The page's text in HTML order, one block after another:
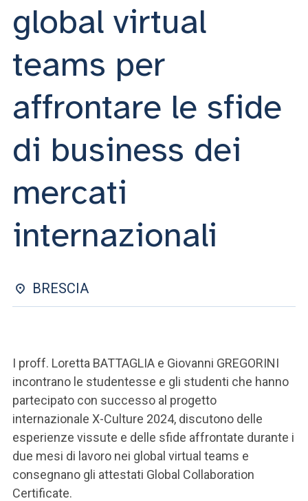
SEI UN DOCENTE O UN MEMBRO DELLO STAFF
ACCEDI A CLOUDMAIL
global virtual
teams per
affrontare le sfide
di business dei
mercati
internazionali
BRESCIA
I proff. Loretta BATTAGLIA e Giovanni GREGORINI
incontrano le studentesse e gli studenti che hanno
partecipato con successo al progetto
internazionale X-Culture 2024, discutono delle
esperienze vissute e delle sfide affrontate durante i
due mesi di lavoro nei global virtual teams e
consegnano gli attestati Global Collaboration
Certificate.